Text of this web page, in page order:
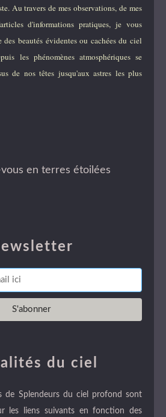
Au travers de mes observations, de mes
d'informations pratiques, je vous
des beautés évidentes ou cachées du ciel
les phénomènes atmosphériques se
de nos têtes jusqu'aux astres les plus
du ciel
de Splendeurs du ciel profond sont
les liens suivants en fonction des